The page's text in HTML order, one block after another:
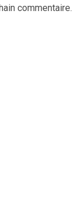
commentaire.